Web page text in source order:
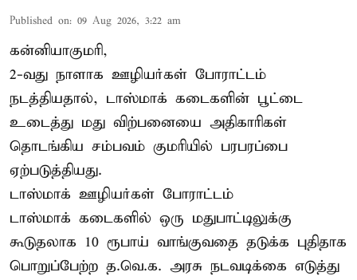
Published on: 09 Aug 2026, 3:22 am
கன்னியாகுமரி,
2-வது நாளாக ஊழியர்கள் போராட்டம்
நடத்தியதால், டாஸ்மாக் கடைகளின் பூட்டை
உடைத்து மது விற்பனையை அதிகாரிகள்
தொடங்கிய சம்பவம் குமரியில் பரபரப்பை
ஏற்படுத்தியது.
டாஸ்மாக் ஊழியர்கள் போராட்டம்
டாஸ்மாக் கடைகளில் ஒரு மதுபாட்டிலுக்கு
கூடுதலாக 10 ரூபாய் வாங்குவதை தடுக்க புதிதாக
பொறுப்பேற்ற த.வெ.க. அரசு நடவடிக்கை எடுத்து